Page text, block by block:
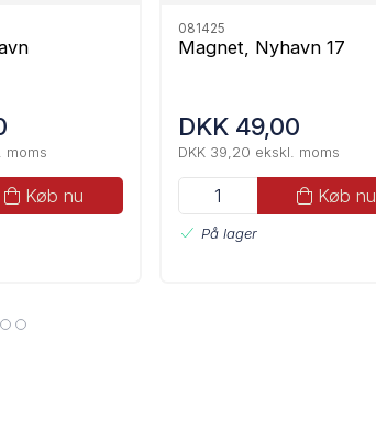
moms
Køb nu
081425
Magnet, Nyhavn 17
DKK 49,00
DKK 39,20 ekskl. moms
Køb nu
På lager